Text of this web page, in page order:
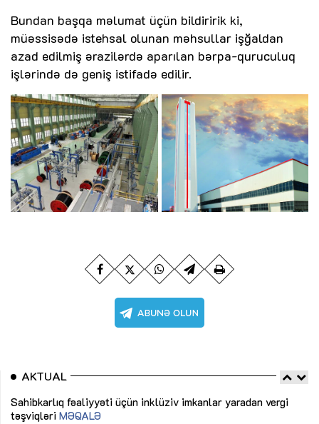
Bundan başqa məlumat üçün bildiririk ki,
müəssisədə istehsal olunan məhsullar işğaldan
azad edilmiş ərazilərdə aparılan bərpa-quruculuq
işlərində də geniş istifadə edilir.
AKTUAL
Sahibkarlıq fəaliyyəti üçün inklüziv imkanlar yaradan vergi
təşviqləri MƏQALƏ